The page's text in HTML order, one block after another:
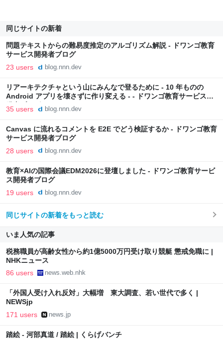
同じサイトの新着
問題テキストからの難易度推定のアルゴリズム解説 - ドワンゴ教育
サービス開発者ブログ
23 users blog.nnn.dev
リアーキテクチャという山にみんなで登るために - 10 年ものの
Android アプリを壊さずに作り変える - - ドワンゴ教育サービス開
発者ブログ
35 users blog.nnn.dev
Canvas に流れるコメントを E2E でどう検証するか - ドワンゴ教育
サービス開発者ブログ
28 users blog.nnn.dev
教育×AIの国際会議EDM2026に登壇しました - ドワンゴ教育サービ
ス開発者ブログ
19 users blog.nnn.dev
同じサイトの新着をもっと読む
いま人気の記事
税務職員が高齢女性から約1億5000万円受け取り競艇 懲戒免職に |
NHKニュース
86 users news.web.nhk
「外国人受け入れ反対」大幅増 東大調査、若い世代で多く |
NEWSjp
171 users news.jp
踏絵 - 河部真道 / 踏絵 | くらげバンチ